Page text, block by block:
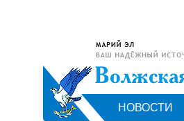
НОВОСТИ